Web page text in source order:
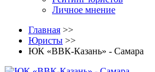
Личное мнение
Главная >>
Юристы >>
ЮК «ВВК-Казань» - Самара